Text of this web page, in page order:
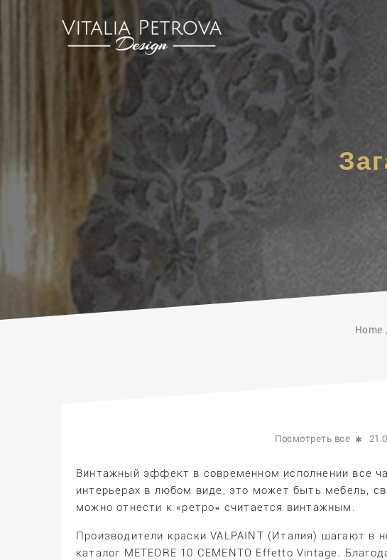
Home
Посмотреть все
Винтажный эффект в современном исполнении все
интерьерах в любом виде, это может быть мебель,
можно отнести к «ретро» считается винтажным.
Производители краски VALPAINT (Италия) шагают в
каталог METEORE 10 CEMENTO Effetto Vintage.